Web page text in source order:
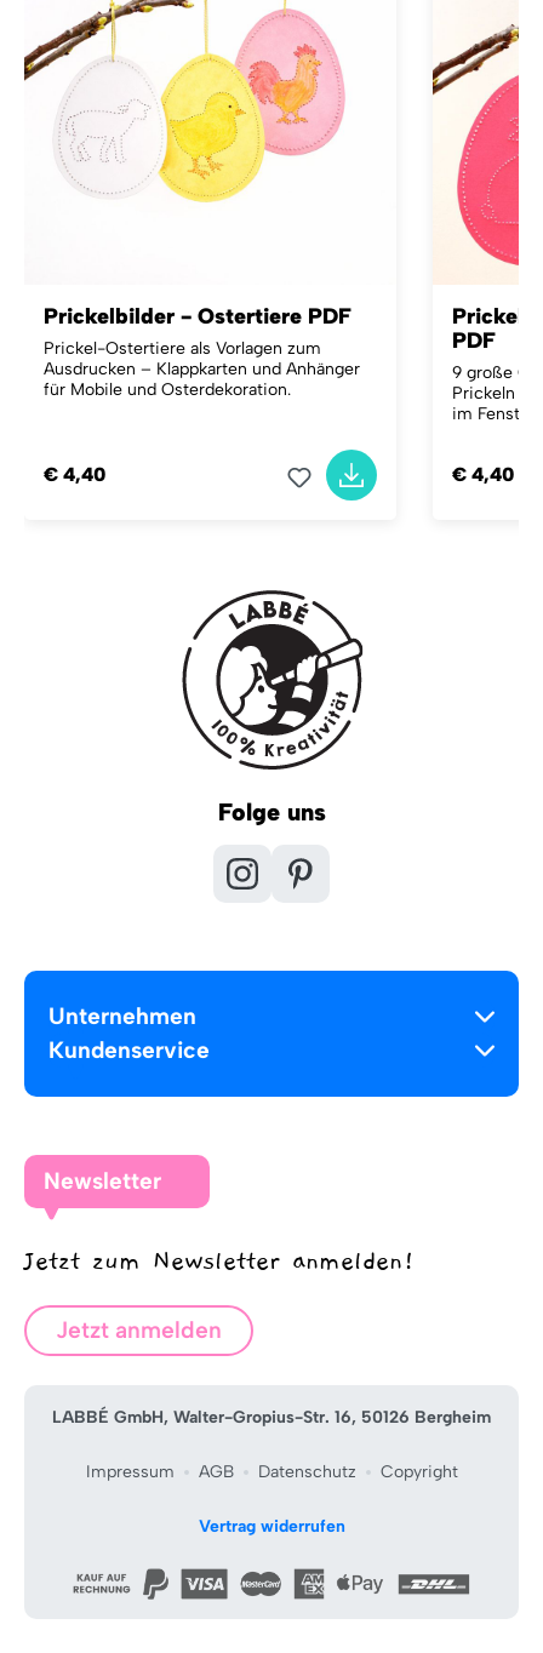
Prickelbilder - Ostertiere PDF
Prickel-Ostertiere als Vorlagen zum
Ausdrucken – Klappkarten und Anhänger
für Mobile und Osterdekoration.
€ 4,40
PDF
9 große
Prickeln
im Fenster
€ 4,40
Folge uns
Unternehmen
Kundenservice
Newsletter
Jetzt zum Newsletter anmelden!
Jetzt anmelden
LABBÉ GmbH, Walter-Gropius-Str. 16, 50126 Bergheim
Impressum AGB Datenschutz Copyright
Vertrag widerrufen